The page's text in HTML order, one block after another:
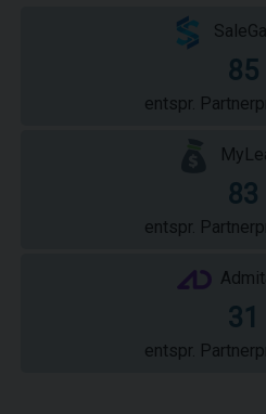
85
entspr.
83
entspr.
31
entspr.